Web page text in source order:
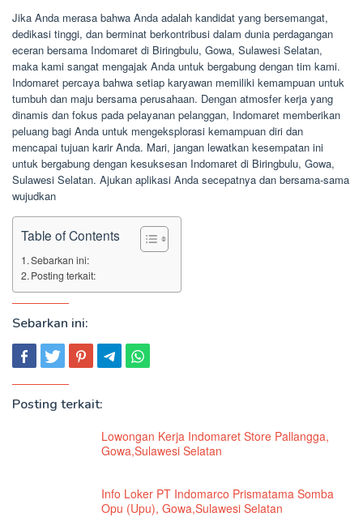
Jika Anda merasa bahwa Anda adalah kandidat yang bersemangat,
dedikasi tinggi, dan berminat berkontribusi dalam dunia perdagangan
eceran bersama Indomaret di Biringbulu, Gowa, Sulawesi Selatan,
maka kami sangat mengajak Anda untuk bergabung dengan tim kami.
Indomaret percaya bahwa setiap karyawan memiliki kemampuan untuk
tumbuh dan maju bersama perusahaan. Dengan atmosfer kerja yang
dinamis dan fokus pada pelayanan pelanggan, Indomaret memberikan
peluang bagi Anda untuk mengeksplorasi kemampuan diri dan
mencapai tujuan karir Anda. Mari, jangan lewatkan kesempatan ini
untuk bergabung dengan kesuksesan Indomaret di Biringbulu, Gowa,
Sulawesi Selatan. Ajukan aplikasi Anda secepatnya dan bersama-sama
wujudkan
Table of Contents
Sebarkan ini:
Posting terkait:
Sebarkan ini:
Posting terkait:
Lowongan Kerja Indomaret Store Pallangga,
Gowa,Sulawesi Selatan
Info Loker PT Indomarco Prismatama Somba
Opu (Upu), Gowa,Sulawesi Selatan